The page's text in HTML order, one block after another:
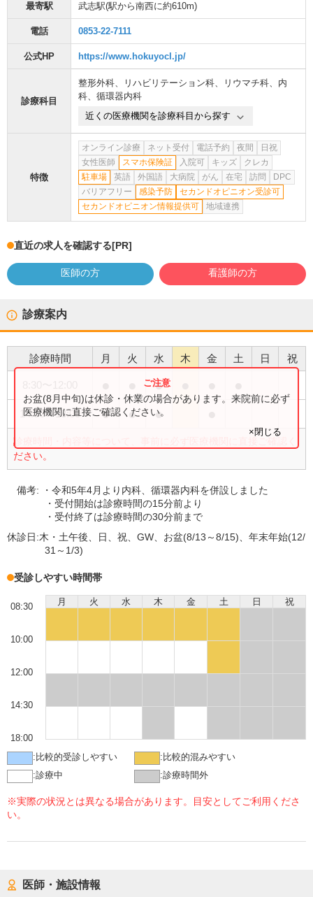
最寄駅 武志駅(駅から南西に約610m)
電話 0853-22-7111
公式HP https://www.hokuyocl.jp/
診療科目
整形外科、 リハビリテーション科、 リウマチ科、 内
科、 循環器内科
近くの医療機関を診療科目から探す
特徴
オンライン診療 ネット受付 電話予約 夜間
日祝
女性医師
スマホ保険証 入院可 キッズ
クレカ
駐車場
英語 外国語 大病院 がん 在宅 訪問
DPC
バリアフリー
感染予防
セカンドオピニオン受診可
セカンドオピニオン情報提供可
地域連携
直近の求人を確認する[PR]
医師の方 看護師の方
診療案内
診療時間 月 火 水 木 金 土 日 祝
●
14:30〜18:00 ● ● ●
診療時間・内容等について、事前に必ず医療機関に直接ご確認く
ださい。
お盆(8月中旬)は休診・休業の場合があります。来院前に必ず
医療機関に直接ご確認ください。
×閉じる
備考:
・令和5年4月より内科、循環器内科を併設しました
・受付開始は診療時間の15分前より
・受付終了は診療時間の30分前まで
休診日:木・土午後、日、祝、GW、お盆(8/13～8/15)、年末年始(12/
31～1/3)
受診しやすい時間帯
月 火 水 木 金 土 日 祝
08:30
10:00
12:00
14:30
18:00
: 比較的受診しやすい : 比較的混みやすい
:診療中 :診療時間外
※実際の状況とは異なる場合があります。目安としてご利用くださ
い。
医師・施設情報